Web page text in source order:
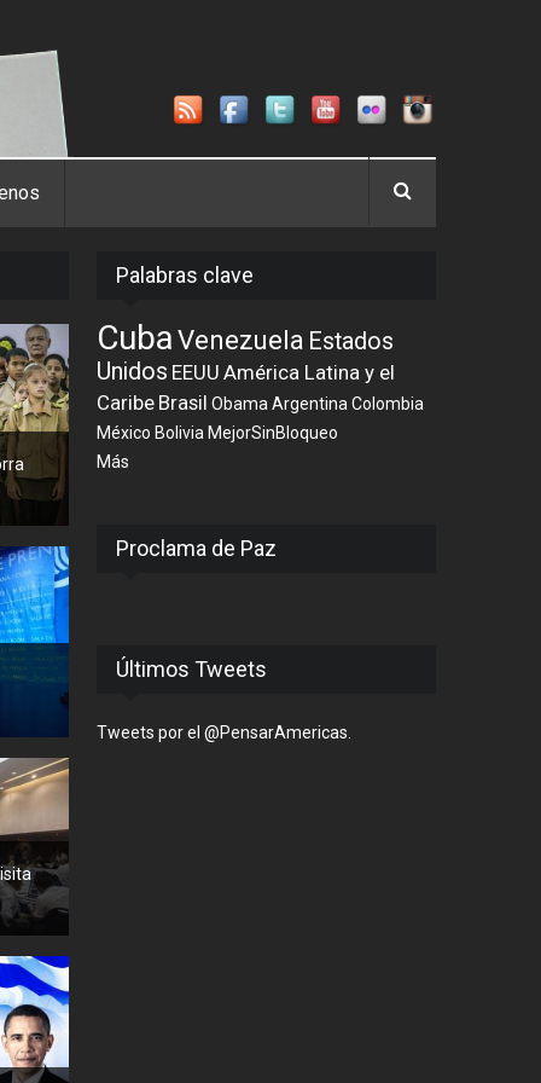
Palabras clave
CubaVenezuela Estados
Unidos EEUU América Latina y el
Caribe Brasil Obama Argentina Colombia
México Bolivia MejorSinBloqueo
Más
Proclama de Paz
Últimos Tweets
Tweets por el @PensarAmericas.